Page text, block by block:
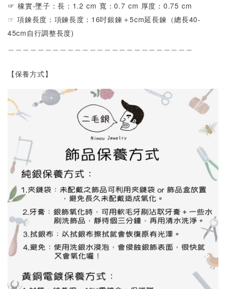
☞ 橡實-墜子：長：1.2 cm 寬：0.7 cm 厚度：0.75 cm
☞ 項鍊長度：項鍊長度：16吋銀鍊＋5cm延長鍊（總長40-
45cm自行調整長度)
【保養方式】